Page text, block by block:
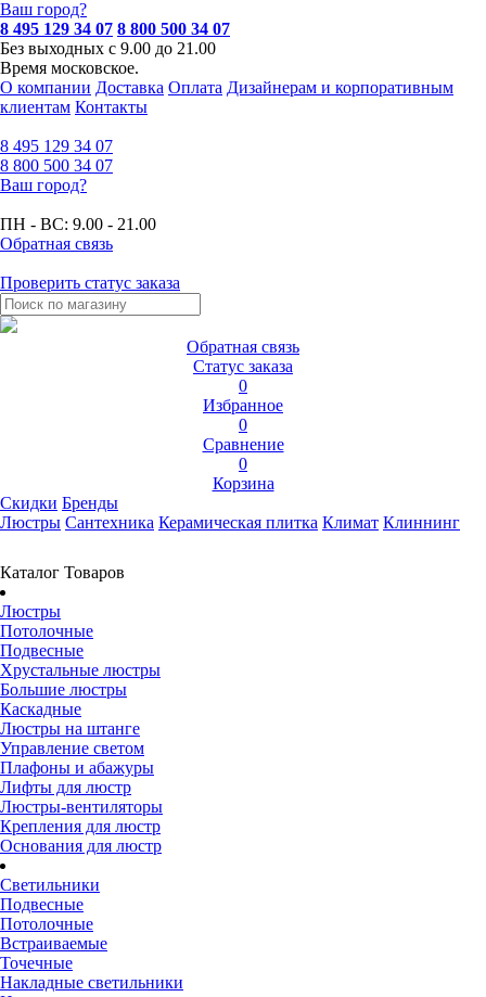
Ваш город?
8 495 129 34 07 8 800 500 34 07
Без выходных с 9.00 до 21.00
Время московское.
О компании Доставка Оплата Дизайнерам и корпоративным
клиентам Контакты
8 495 129 34 07
8 800 500 34 07
Ваш город?
ПН - ВС: 9.00 - 21.00
Обратная связь
Проверить статус заказа
Обратная связь
Статус заказа
0
Избранное
0
Сравнение
0
Корзина
Скидки Бренды
Люстры Сантехника Керамическая плитка Климат Клиннинг
Каталог Товаров
Люстры
Потолочные
Подвесные
Хрустальные люстры
Большие люстры
Каскадные
Люстры на штанге
Управление светом
Плафоны и абажуры
Лифты для люстр
Люстры-вентиляторы
Крепления для люстр
Основания для люстр
Светильники
Подвесные
Потолочные
Встраиваемые
Точечные
Накладные светильники